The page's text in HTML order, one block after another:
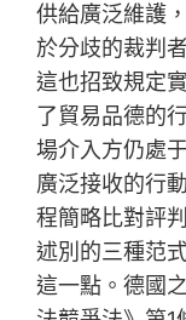
供給廣泛維護
於分歧的裁判
這也招致規定
了貿易品德的
場介入方仍處
廣泛接收的行
程簡略比對評
述別的三種范
這一點。德國